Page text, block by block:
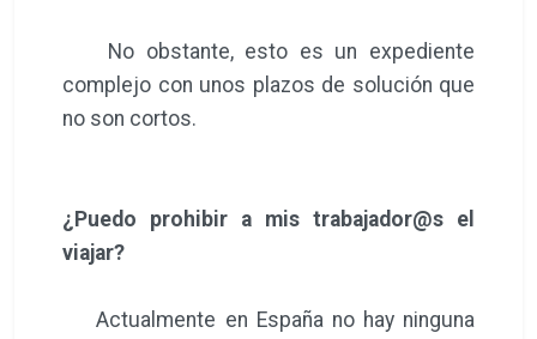
No obstante, esto es un expediente
complejo con unos plazos de solución que
no son cortos.
¿Puedo prohibir a mis trabajador@s el
viajar?
Actualmente en España no hay ninguna